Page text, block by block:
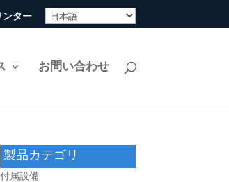
ター
お問い合わせ
製品カテゴリ
付属設備